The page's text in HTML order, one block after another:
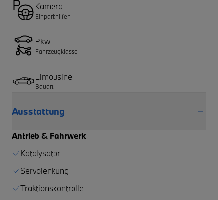
Kamera
Einparkhilfen
Pkw
Fahrzeugklasse
Limousine
Bauart
Ausstattung
Antrieb & Fahrwerk
Katalysator
Servolenkung
Traktionskontrolle